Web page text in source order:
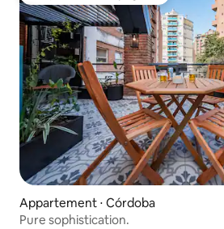
Appartement ⋅ Córdoba
Pure sophistication.